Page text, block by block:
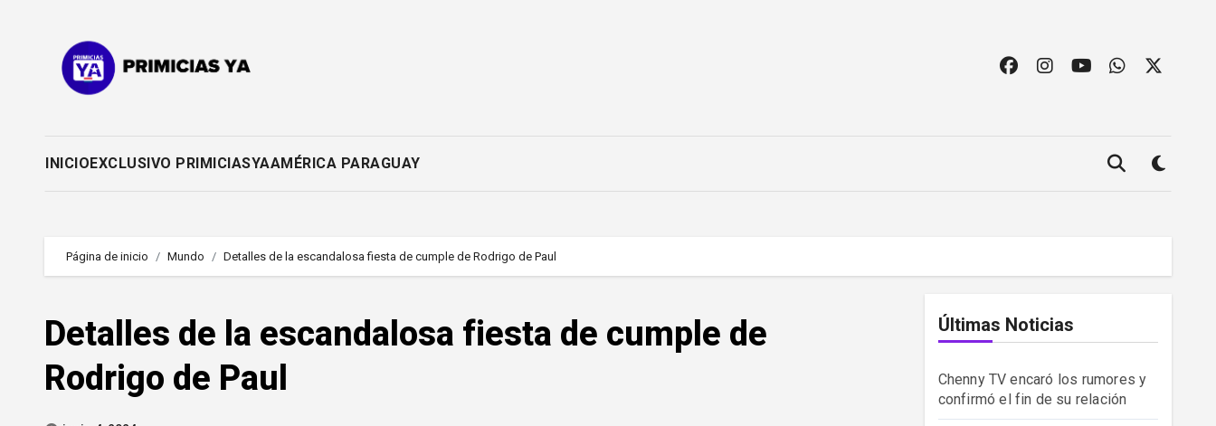
INICIOEXCLUSIVO PRIMICIASYAAMÉRICA PARAGUAY
Página de inicio Mundo Detalles de la escandalosa fiesta de cumple de Rodrigo de Paul
Detalles de la escandalosa fiesta de cumple de
Rodrigo de Paul
Últimas Noticias
Chenny TV encaró los rumores y
confirmó el fin de su relación